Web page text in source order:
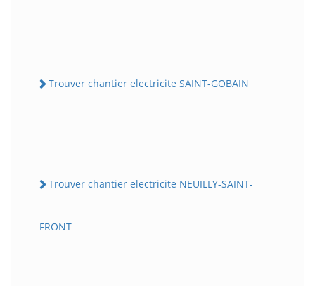
Trouver chantier electricite SAINT-GOBAIN
Trouver chantier electricite NEUILLY-SAINT-
FRONT